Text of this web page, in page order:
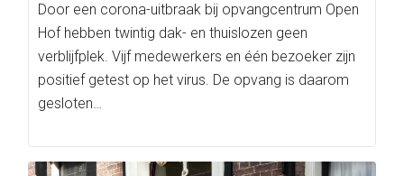
Door een corona-uitbraak bij opvangcentrum Open
Hof hebben twintig dak- en thuislozen geen
verblijfplek. Vijf medewerkers en één bezoeker zijn
positief getest op het virus. De opvang is daarom
gesloten…